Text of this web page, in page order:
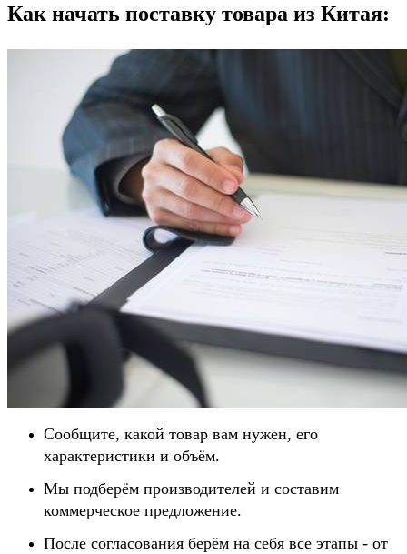
Как начать поставку товара из Китая:
Сообщите, какой товар вам нужен, его
характеристики и объём.
Мы подберём производителей и составим
коммерческое предложение.
После согласования берём на себя все этапы - от